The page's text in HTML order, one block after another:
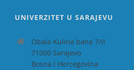
UNIVERZITET U SARAJEVU
Obala Kulina bana 7/II
71000 Sarajevo
Bosna i Hercegovina